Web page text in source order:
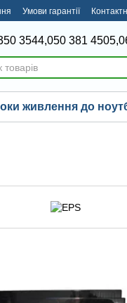
Умови гарантії
3544,050 381 4505,
живлення до